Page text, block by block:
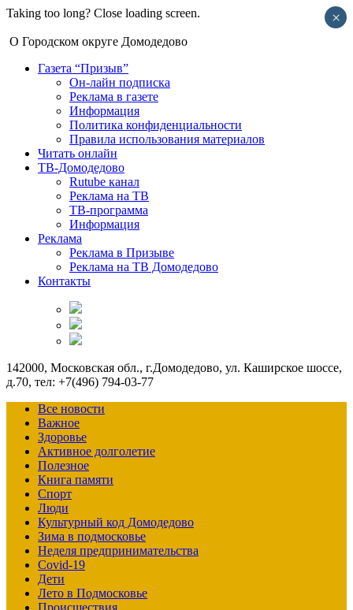
Taking too long? Close loading screen.
О Городском округе Домодедово
Газета “Призыв”
Он-лайн подписка
Реклама в газете
Информация
Политика конфиденциальности
Правила использования материалов
Читать онлайн
ТВ-Домодедово
Rutube канал
Реклама на ТВ
ТВ-программа
Информация
Реклама
Реклама в Призыве
Реклама на ТВ Домодедово
Контакты
142000, Московская обл., г.Домодедово, ул. Каширское шоссе,
д.70, тел: +7(496) 794-03-77
Все новости
Важное
Здоровье
Активное долголетие
Полезное
Книга памяти
Спорт
Люди
Культурный код Домодедово
Зима в подмосковье
Неделя предпринимательства
Covid-19
Дети
Лето в Подмосковье
Происшествия
×